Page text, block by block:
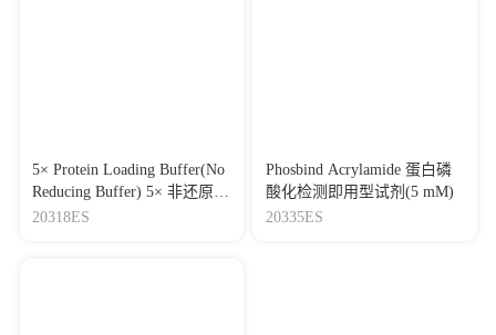
5× Protein Loading Buffer(No
Reducing Buffer) 5× 非还原蛋
白上样缓冲液
20318ES
Phosbind Acrylamide 蛋白磷
酸化检测即用型试剂(5 mM)
20335ES